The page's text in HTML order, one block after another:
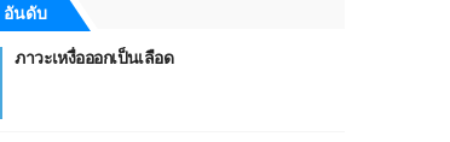
อันดับ
ภาวะเหงื่อออกเป็นเลือด